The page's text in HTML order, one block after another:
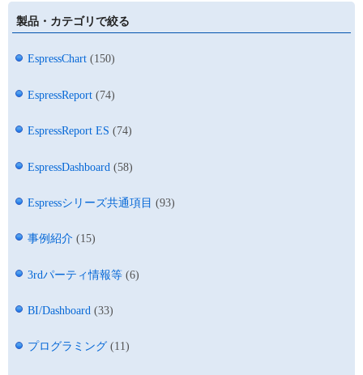
製品・カテゴリで絞る
EspressChart (150)
EspressReport (74)
EspressReport ES (74)
EspressDashboard (58)
Espressシリーズ共通項目 (93)
事例紹介 (15)
3rdパーティ情報等 (6)
BI/Dashboard (33)
プログラミング (11)